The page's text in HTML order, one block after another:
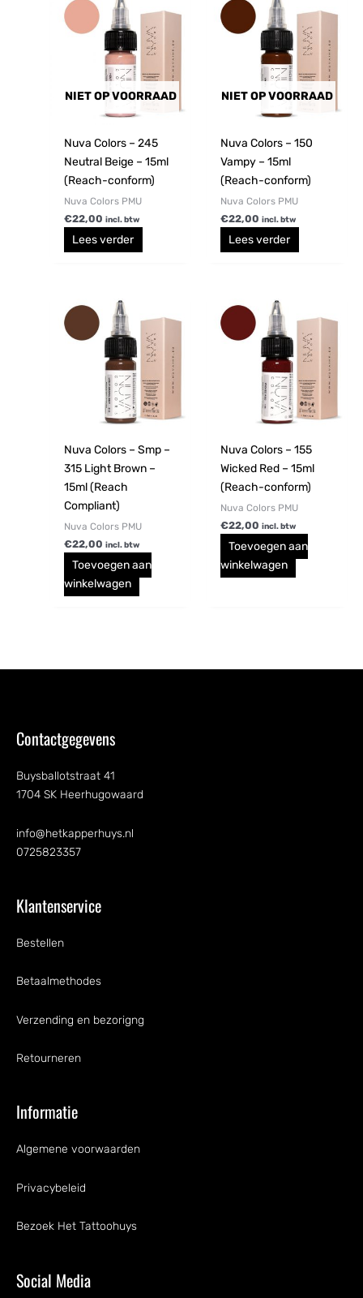
NIET OP VOORRAAD
Nuva Colors – 245
Neutral Beige – 15ml
(Reach-conform)
Nuva Colors PMU
€22,00 incl. btw
Lees verder
NIET OP VOORRAAD
Nuva Colors – 150
Vampy – 15ml
(Reach-conform)
Nuva Colors PMU
€22,00 incl. btw
Lees verder
Nuva Colors – Smp –
315 Light Brown –
15ml (Reach
Compliant)
Nuva Colors PMU
€22,00 incl. btw
Toevoegen aan
winkelwagen
Nuva Colors – 155
Wicked Red – 15ml
(Reach-conform)
Nuva Colors PMU
€22,00 incl. btw
Toevoegen aan
winkelwagen
Contactgegevens
Buysballotstraat 41
1704 SK Heerhugowaard
info@hetkapperhuys.nl
0725823357
Klantenservice
Bestellen
Betaalmethodes
Verzending en bezorigng
Retourneren
Informatie
Algemene voorwaarden
Privacybeleid
Bezoek Het Tattoohuys
Social Media